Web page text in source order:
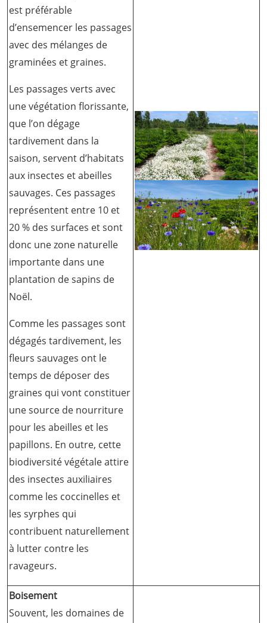
est préférable
d’ensemencer les passages
avec des mélanges de
graminées et graines.
Les passages verts avec
une végétation florissante,
que l’on dégage
tardivement dans la
saison, servent d’habitats
aux insectes et abeilles
sauvages. Ces passages
représentent entre 10 et
20 % des surfaces et sont
donc une zone naturelle
importante dans une
plantation de sapins de
Noël.
Comme les passages sont
dégagés tardivement, les
fleurs sauvages ont le
temps de déposer des
graines qui vont constituer
une source de nourriture
pour les abeilles et les
papillons. En outre, cette
biodiversité végétale attire
des insectes auxiliaires
comme les coccinelles et
les syrphes qui
contribuent naturellement
à lutter contre les
ravageurs.
Boisement
Souvent, les domaines de